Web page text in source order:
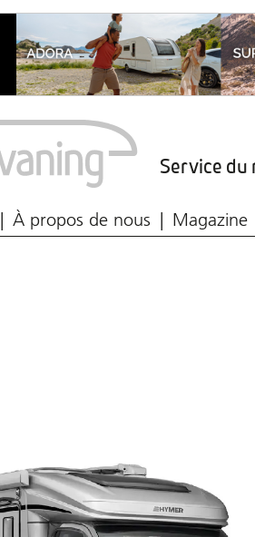
Service du
À propos de nous Magazine